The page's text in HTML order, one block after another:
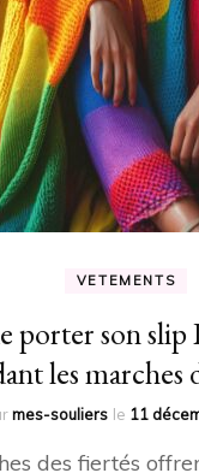
VETEMENTS
porter son
les marches
mes-souliers le 11
des fiertés